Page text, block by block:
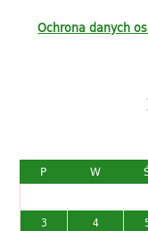
Ochrona danych
P
W
3
4